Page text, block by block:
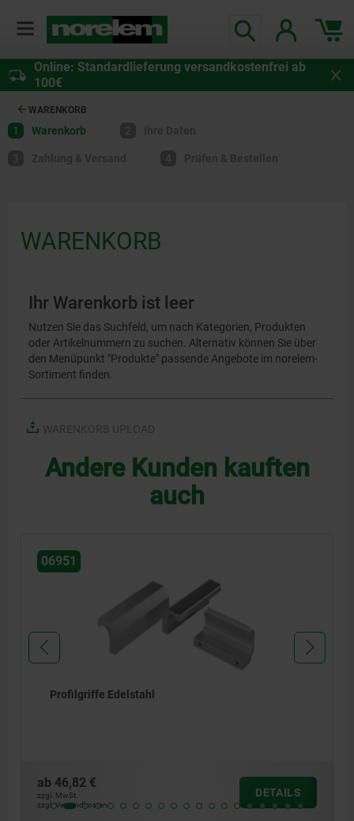
Online: Standardlieferung versandkostenfrei ab
100€
WARENKORB
1 Warenkorb 2
3 4
WARENKORB
Ihr Warenkorb ist leer
Nutzen Sie das Suchfeld, um nach Kategorien, Produkten
oder Artikelnummern zu suchen. Alternativ können Sie über
den Menüpunkt "Produkte" passende Angebote im norelem-
Sortiment finden.
WARENKORB UPLOAD
Andere Kunden kauften
auch
06951
Profilgriffe Edelstahl
ab 46,82 €
zzgl. MwSt.
zzgl. Versandkosten
DETAILS